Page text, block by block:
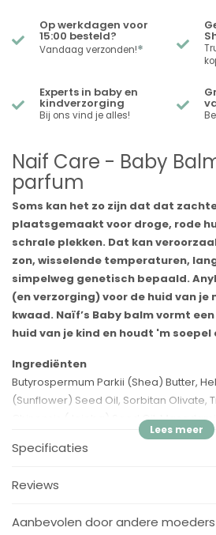
Op werkdagen voor
15:00 besteld?
Vandaag verzonden!*
Experts in baby en
kindverzorging
Bij ons vind je alles!
Naif Care - Baby
parfum
Soms kan het zo zijn dat dat
plaatsgemaakt voor droge, rode
schrale plekken. Dat kan
zon, wisselende temperaturen,
simpelweg genetisch bepaald.
(en verzorging) voor de huid van je
kwaad. Naïf’s Baby balm vormt
huid van je kind en houdt 'm soepel
Ingrediënten
Butyrospermum Parkii (Shea) Butter,
(Sunflower) Seed Oil, Sorbitan Olivate,
Chinensis (Jojoba) Seed Oil,
Calendula Officinalis Flower Extract,
Fruit Extract, Chamomilla Recutita
Citric Acid. Alle verzorgingsproducten
Specificaties
Reviews
Aanbevolen door andere moeders